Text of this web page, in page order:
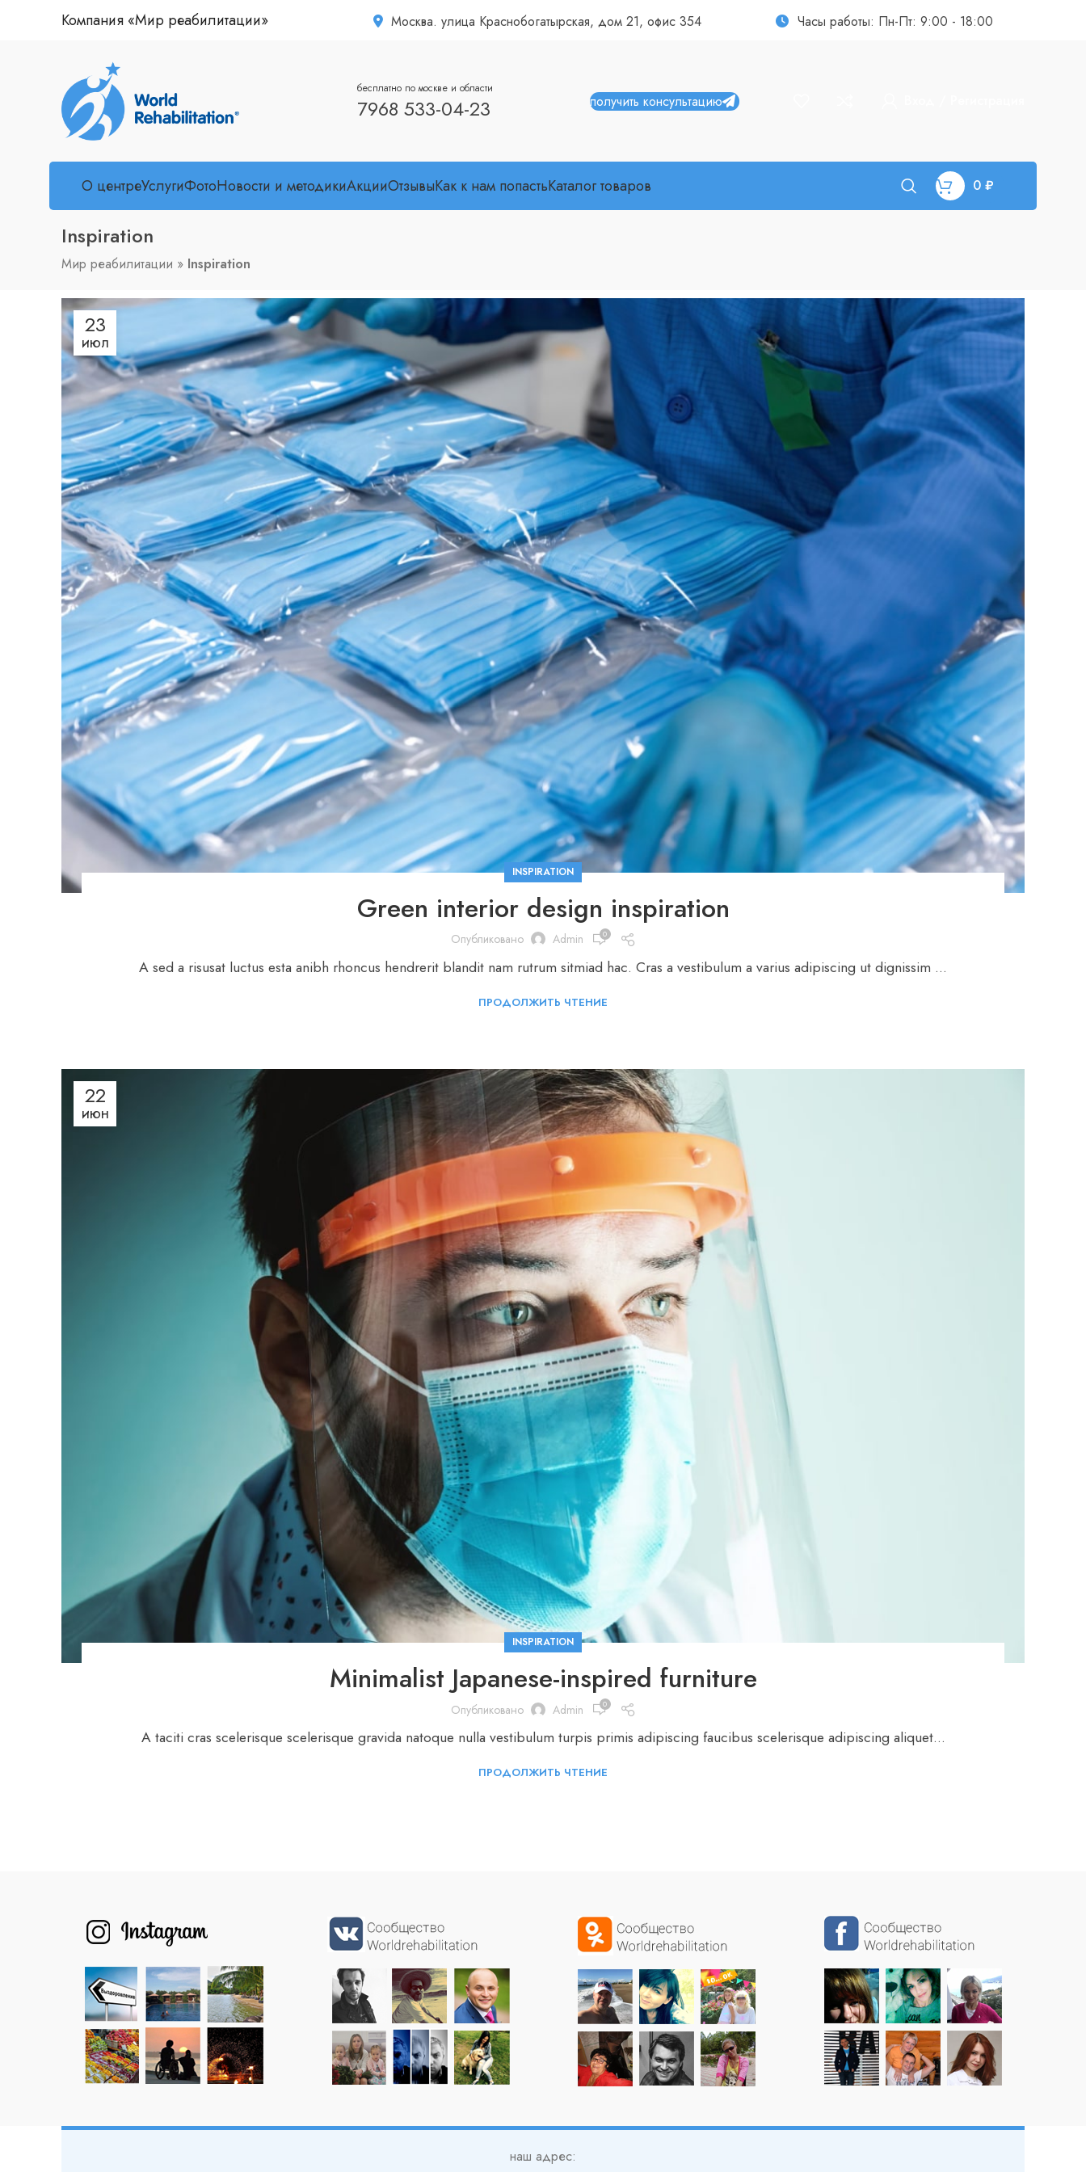
Компания «Мир реабилитации» Москва. улица Краснобогатырская, дом 21, офис 354 Часы работы: Пн-Пт: 9:00 - 18:00
бесплатно по москве и области
7968 533-04-23 получить консультацию
О центреУслугиФотоНовости и методикиАкцииОтзывыКак к нам попастьКаталог товаров 0 ₽
Inspiration
Мир реабилитации » Inspiration
23
ИЮЛ
INSPIRATION
Green interior design inspiration
Опубликовано Admin 0
A sed a risusat luctus esta anibh rhoncus hendrerit blandit nam rutrum sitmiad hac. Cras a vestibulum a varius adipiscing ut dignissim ...
ПРОДОЛЖИТЬ ЧТЕНИЕ
22
ИЮН
INSPIRATION
Minimalist Japanese-inspired furniture
Опубликовано Admin 0
A taciti cras scelerisque scelerisque gravida natoque nulla vestibulum turpis primis adipiscing faucibus scelerisque adipiscing aliquet...
ПРОДОЛЖИТЬ ЧТЕНИЕ
наш адрес: